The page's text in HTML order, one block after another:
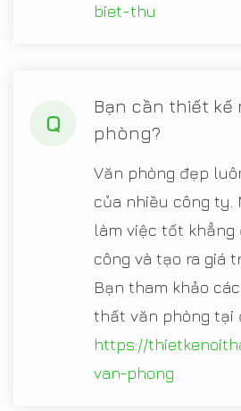
biet-thu
Q
Bạn cần thiết kế
phòng?
Văn phòng đẹp
của nhiều công ty.
làm việc tốt khẳng
công và tạo ra giá
Bạn tham khảo
thất văn phòng tại
https://
van-phong